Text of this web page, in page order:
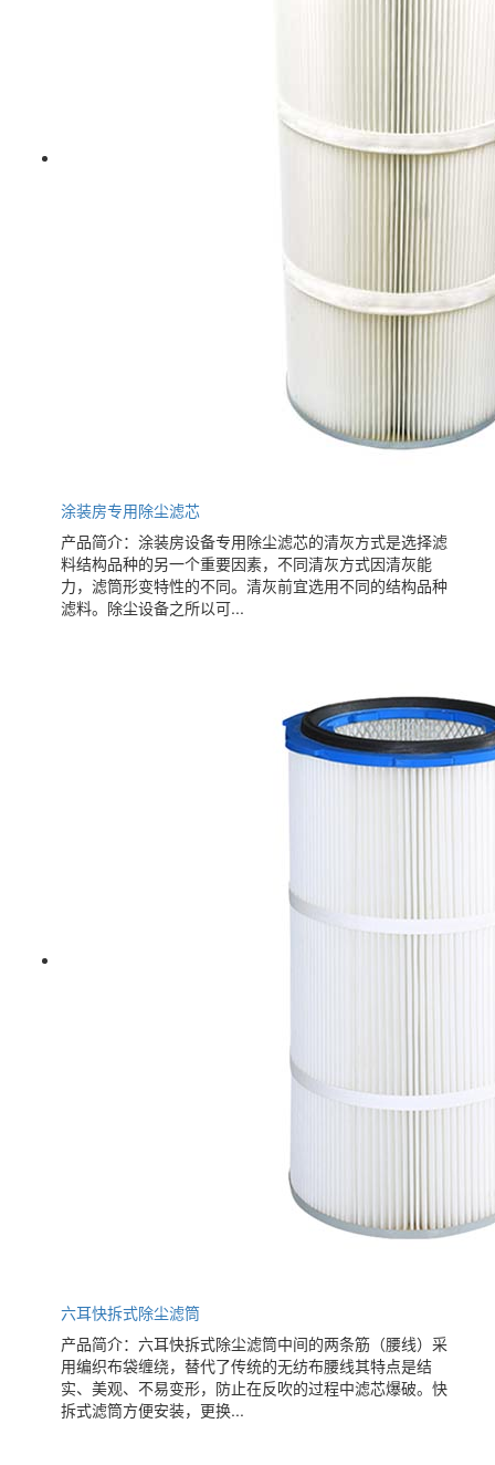
涂装房专用除尘滤芯
产品简介：涂装房设备专用除尘滤芯的清灰方式是选择滤
料结构品种的另一个重要因素，不同清灰方式因清灰能
力，滤筒形变特性的不同。清灰前宜选用不同的结构品种
滤料。除尘设备之所以可...
六耳快拆式除尘滤筒
产品简介：六耳快拆式除尘滤筒中间的两条筋（腰线）采
用编织布袋缠绕，替代了传统的无纺布腰线其特点是结
实、美观、不易变形，防止在反吹的过程中滤芯爆破。快
拆式滤筒方便安装，更换...